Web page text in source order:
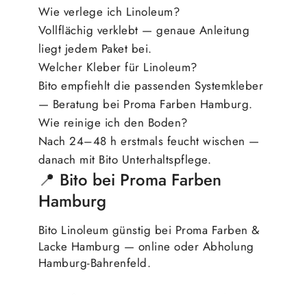
Wie verlege ich Linoleum?
Vollflächig verklebt — genaue Anleitung
liegt jedem Paket bei.
Welcher Kleber für Linoleum?
Bito empfiehlt die passenden Systemkleber
— Beratung bei Proma Farben Hamburg.
Wie reinige ich den Boden?
Nach 24–48 h erstmals feucht wischen —
danach mit Bito Unterhaltspflege.
📍 Bito bei Proma Farben
Hamburg
Bito Linoleum günstig bei Proma Farben &
Lacke Hamburg — online oder Abholung
Hamburg-Bahrenfeld.